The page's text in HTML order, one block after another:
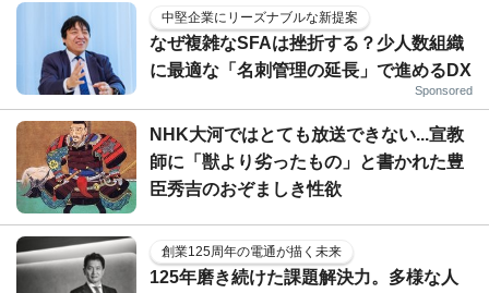
中堅企業にリーズナブルな新提案
なぜ複雑なSFAは挫折する？少人数組織
に最適な「名刺管理の延長」で進めるDX
Sponsored
NHK大河ではとても放送できない...宣教
師に「獣より劣ったもの」と書かれた豊
臣秀吉のおぞましき性欲
創業125周年の電通が描く未来
125年磨き続けた課題解決力。多様な人